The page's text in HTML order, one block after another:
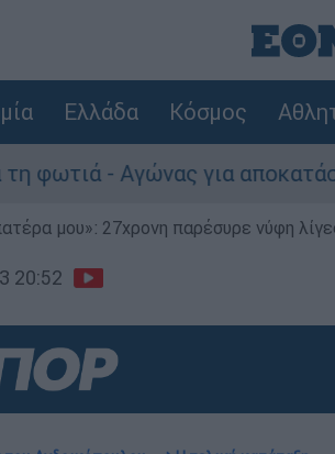
Ελλάδα Κόσμος
για αποκατάσταση πριν
μου»: 27χρονη παρέσυρε νύφη
20:52